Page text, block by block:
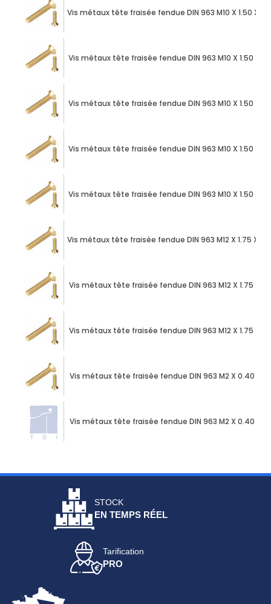
Vis métaux tête fraisée fendue DIN 963 M10 X 1.50 X
Vis métaux tête fraisée fendue DIN 963 M10 X 1.50 X
Vis métaux tête fraisée fendue DIN 963 M10 X 1.50 X
Vis métaux tête fraisée fendue DIN 963 M10 X 1.50 X
Vis métaux tête fraisée fendue DIN 963 M10 X 1.50 X
Vis métaux tête fraisée fendue DIN 963 M12 X 1.75 X
Vis métaux tête fraisée fendue DIN 963 M12 X 1.75 X
Vis métaux tête fraisée fendue DIN 963 M12 X 1.75 X
Vis métaux tête fraisée fendue DIN 963 M2 X 0.40 X
Vis métaux tête fraisée fendue DIN 963 M2 X 0.40 X
STOCK
EN TEMPS RÉEL
Tarification
PRO